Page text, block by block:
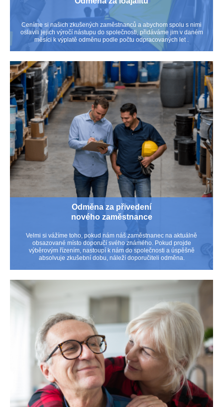
Ceníme si našich zkušených zaměstnanců a abychom spolu s nimi
oslavili jejich výročí nástupu do společnosti, přidáváme jim v daném
měsíci k výplatě odměnu podle počtu odpracovaných let .
Odměna za přivedení
nového zaměstnance
Velmi si vážíme toho, pokud nám náš zaměstnanec na aktuálně
obsazované místo doporučí svého známého. Pokud projde
výběrovým řízením, nastoupí k nám do společnosti a úspěšně
absolvuje zkušební dobu, náleží doporučiteli odměna.